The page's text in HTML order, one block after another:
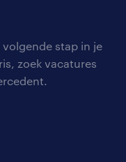
stap in je
zoek vacatures